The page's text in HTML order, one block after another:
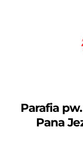
Parafia
Pana